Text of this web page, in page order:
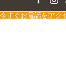
今すぐお電話をアク